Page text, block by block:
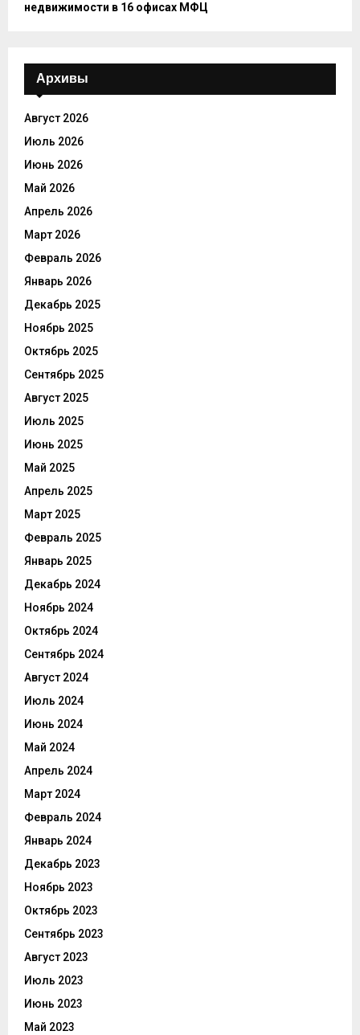
недвижимости в 16 офисах МФЦ
Архивы
Август 2026
Июль 2026
Июнь 2026
Май 2026
Апрель 2026
Март 2026
Февраль 2026
Январь 2026
Декабрь 2025
Ноябрь 2025
Октябрь 2025
Сентябрь 2025
Август 2025
Июль 2025
Июнь 2025
Май 2025
Апрель 2025
Март 2025
Февраль 2025
Январь 2025
Декабрь 2024
Ноябрь 2024
Октябрь 2024
Сентябрь 2024
Август 2024
Июль 2024
Июнь 2024
Май 2024
Апрель 2024
Март 2024
Февраль 2024
Январь 2024
Декабрь 2023
Ноябрь 2023
Октябрь 2023
Сентябрь 2023
Август 2023
Июль 2023
Июнь 2023
Май 2023